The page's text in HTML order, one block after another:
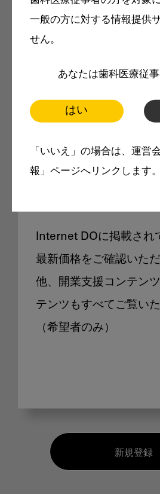
一般の方に対する情報提供
せん。
あなたは歯科医療従
はい
「いいえ」の場合は、運営
報」ページへリンクします。
Internet DOに掲載
製品価格も閲
Internet DOに掲載され
最新価格をご確認いた
他、開業支援コンテン
テンツもすべてご覧いた
（希望者のみ）
新規登録